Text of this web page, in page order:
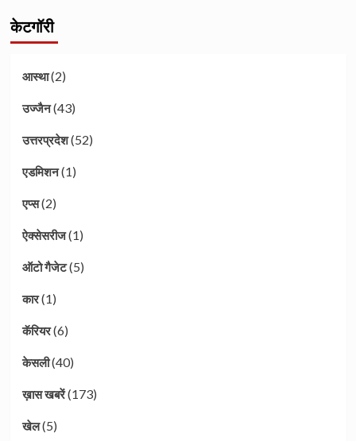
केटगॉरी
आस्था(2)
उज्जैन(43)
उत्तरप्रदेश(52)
एडमिशन(1)
एप्स(2)
ऐक्सेसरीज(1)
ऑटो गैजेट(5)
कार(1)
कॅरियर(6)
केसली(40)
ख़ास खबरें(173)
खेल(5)